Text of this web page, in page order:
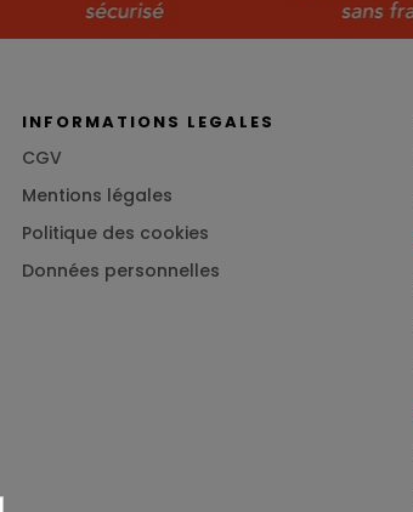
INFORMATIONS LEGALES
CGV
Mentions légales
Politique des cookies
Données personnelles